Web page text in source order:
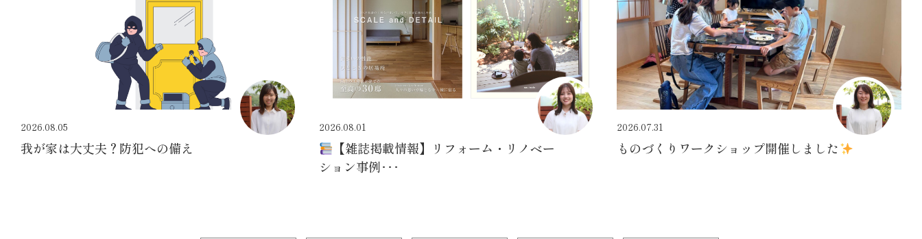
2026.08.05
我が家は大丈夫？防犯への備え
2026.08.01
【雑誌掲載情報】リフォーム・リノベー
ション事例･･･
2026.07.31
ものづくりワークショップ開催しました